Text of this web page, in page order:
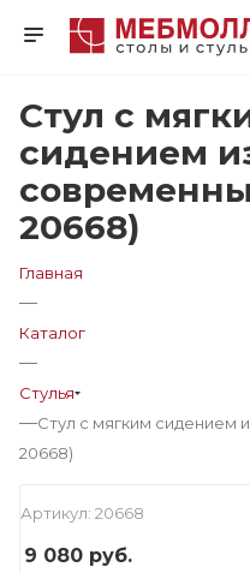
Стул с
сидением
20668)
Главная
—
Каталог
—
Стулья
—Стул с мягким сидением
20668)
Артикул: 20668
9 080 руб.